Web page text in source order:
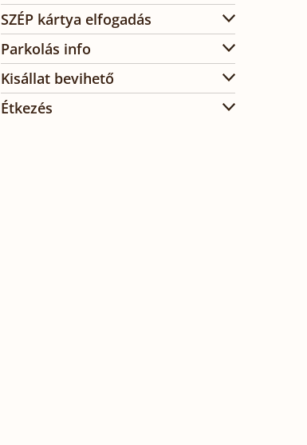
SZÉP kártya elfogadás
Parkolás info
Kisállat bevihető
Étkezés